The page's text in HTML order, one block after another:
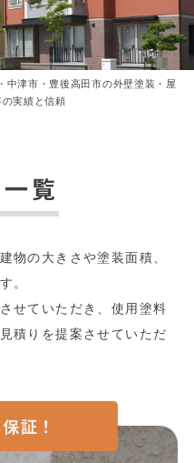
津市・豊後高田市の外壁塗装・屋
実績と信頼
覧
物の大きさや塗装面積、
。
せていただき、使用塗料
積りを提案させていただ
証！